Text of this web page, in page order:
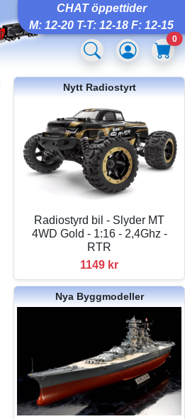
CHAT öppettider
M: 12-20 T-T: 12-18 F: 12-15
0
Nytt Radiostyrt
Radiostyrd bil - Slyder MT
4WD Gold - 1:16 - 2,4Ghz -
RTR
1149 kr
Nya Byggmodeller